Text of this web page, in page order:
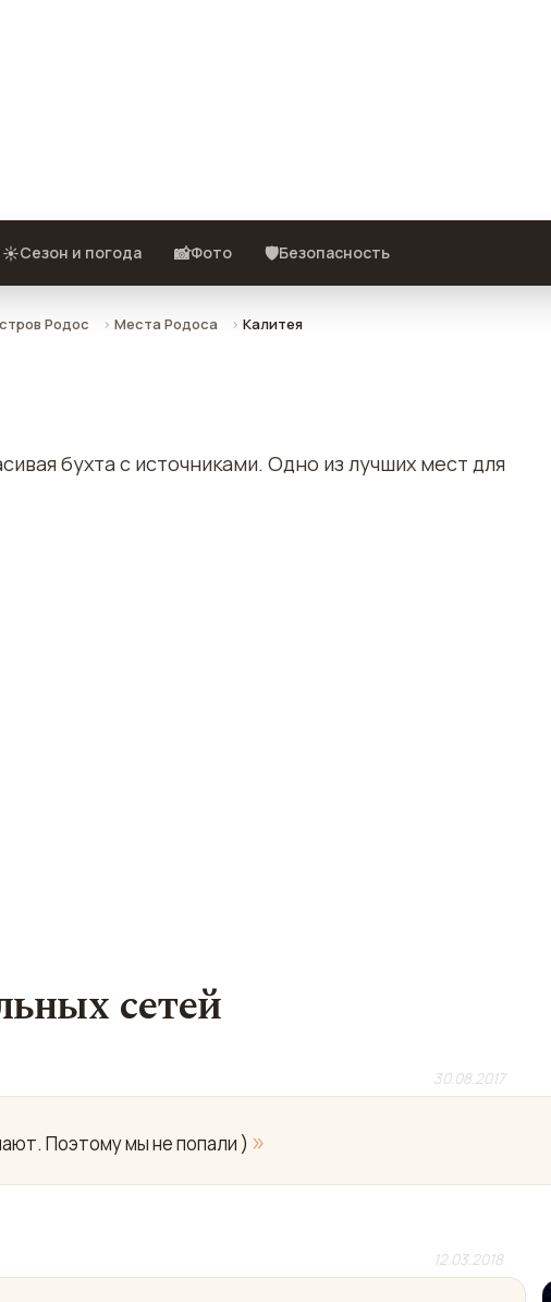
☀️Сезон и погода 📸Фото 🛡️Безопасность
Родос Места Родоса
Калитея
бухта с источниками. Одно из лучших мест для
сетей
30.08.2017
Поэтому мы не попали ) »
12.03.2018